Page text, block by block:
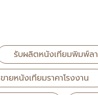
รับผลิตหนังเทียมพิมพ์ล
ขายหนังเทียมราคาโรงงาน